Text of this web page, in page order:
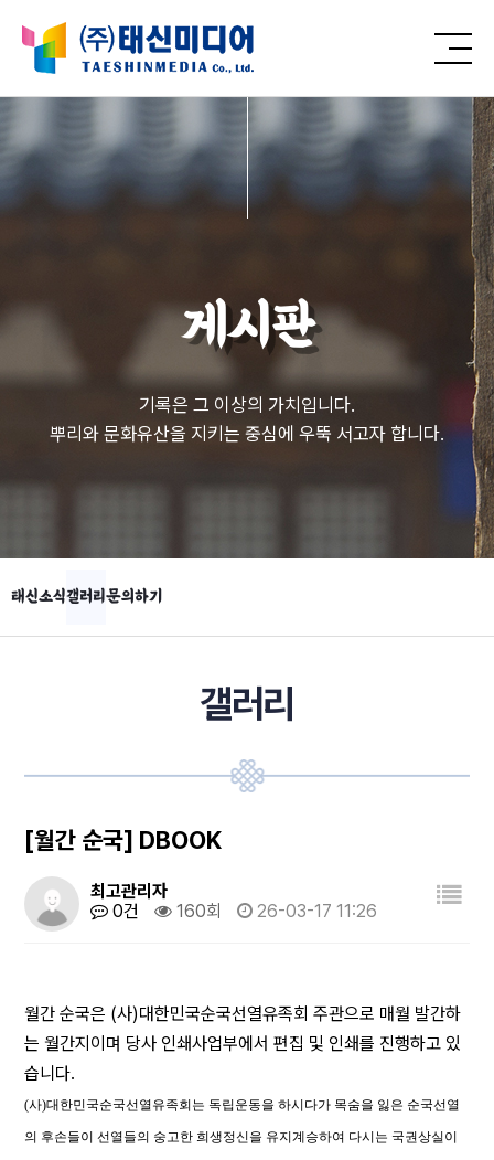
게시판
기록은 그 이상의 가치입니다.
뿌리와 문화유산을 지키는 중심에 우뚝 서고자 합니다.
태신소식갤러리문의하기
갤러리
[월간 순국] DBOOK
최고관리자
0건
160회 26-03-17 11:26
월간 순국은 (사)대한민국순국선열유족회 주관으로 매월 발간하
는 월간지이며 당사 인쇄사업부에서 편집 및 인쇄를 진행하고 있
습니다.
(사)대한민국순국선열유족회는 독립운동을 하시다가 목숨을 잃은 순국선열
의 후손들이 선열들의 숭고한 희생정신을 유지계승하여 다시는 국권상실이